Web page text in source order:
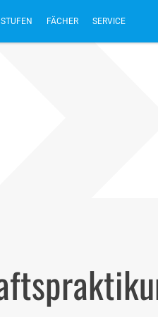
STUFEN FÄCHER SERVICE